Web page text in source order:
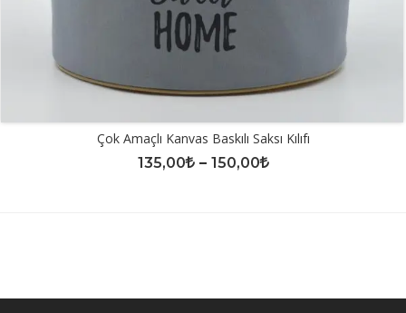
Çok Amaçlı Kanvas Baskılı Saksı Kılıfı
135,00 – 150,00